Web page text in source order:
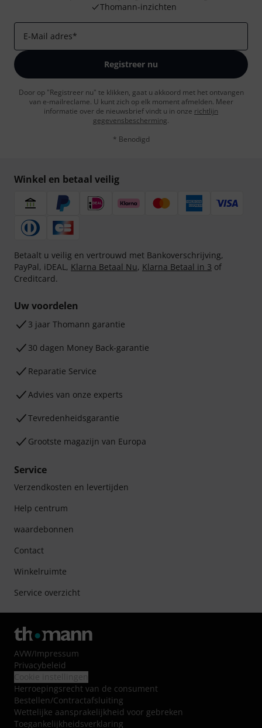
Thomann-inzichten
E-Mail adres*
Registreer nu
Door op "Registreer nu" te klikken, gaat u akkoord met het ontvangen
van e-mailreclame. U kunt zich op elk moment afmelden. Meer
informatie over de nieuwsbrief vindt u in onze richtlijn
gegevensbescherming.
* Benodigd
Winkel en betaal veilig
Betaalt u veilig en vertrouwd met Bankoverschrijving,
PayPal, iDEAL, Klarna Betaal Nu, Klarna Betaal in 3 of
Creditcard.
Uw voordelen
3 jaar Thomann garantie
30 dagen Money Back-garantie
Reparatie Service
Advies van onze experts
Tevredenheidsgarantie
Grootste magazijn van Europa
Service
Verzendkosten en levertijden
Help centrum
waardebonnen
Contact
Winkelruimte
Service overzicht
AVW/Impressum
Privacybeleid
Herroepingsrecht van de consument
Bestellen/Contractafsluiting
Wettelijke aansprakelijkheid voor gebreken
Toegankelijkheidsverklaring